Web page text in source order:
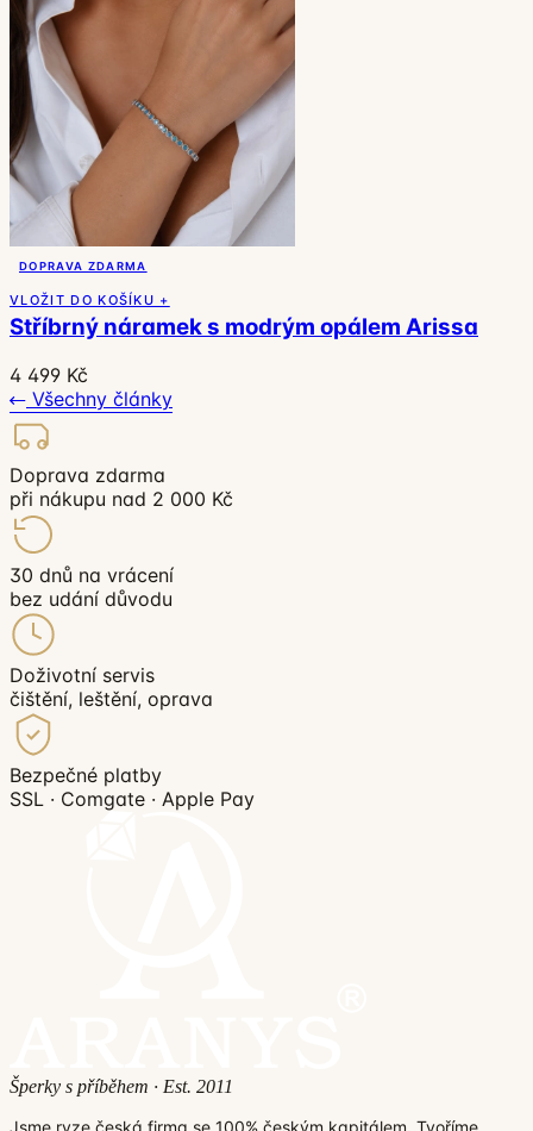
DOPRAVA ZDARMA
VLOŽIT DO KOŠÍKU +
Stříbrný náramek s modrým opálem Arissa
4 499 Kč
Všechny články
Doprava zdarma
při nákupu nad 2 000 Kč
30 dnů na vrácení
bez udání důvodu
Doživotní servis
čištění, leštění, oprava
Bezpečné platby
SSL · Comgate · Apple Pay
Šperky s příběhem · Est. 2011
Jsme ryze česká firma se 100% českým kapitálem. Tvoříme